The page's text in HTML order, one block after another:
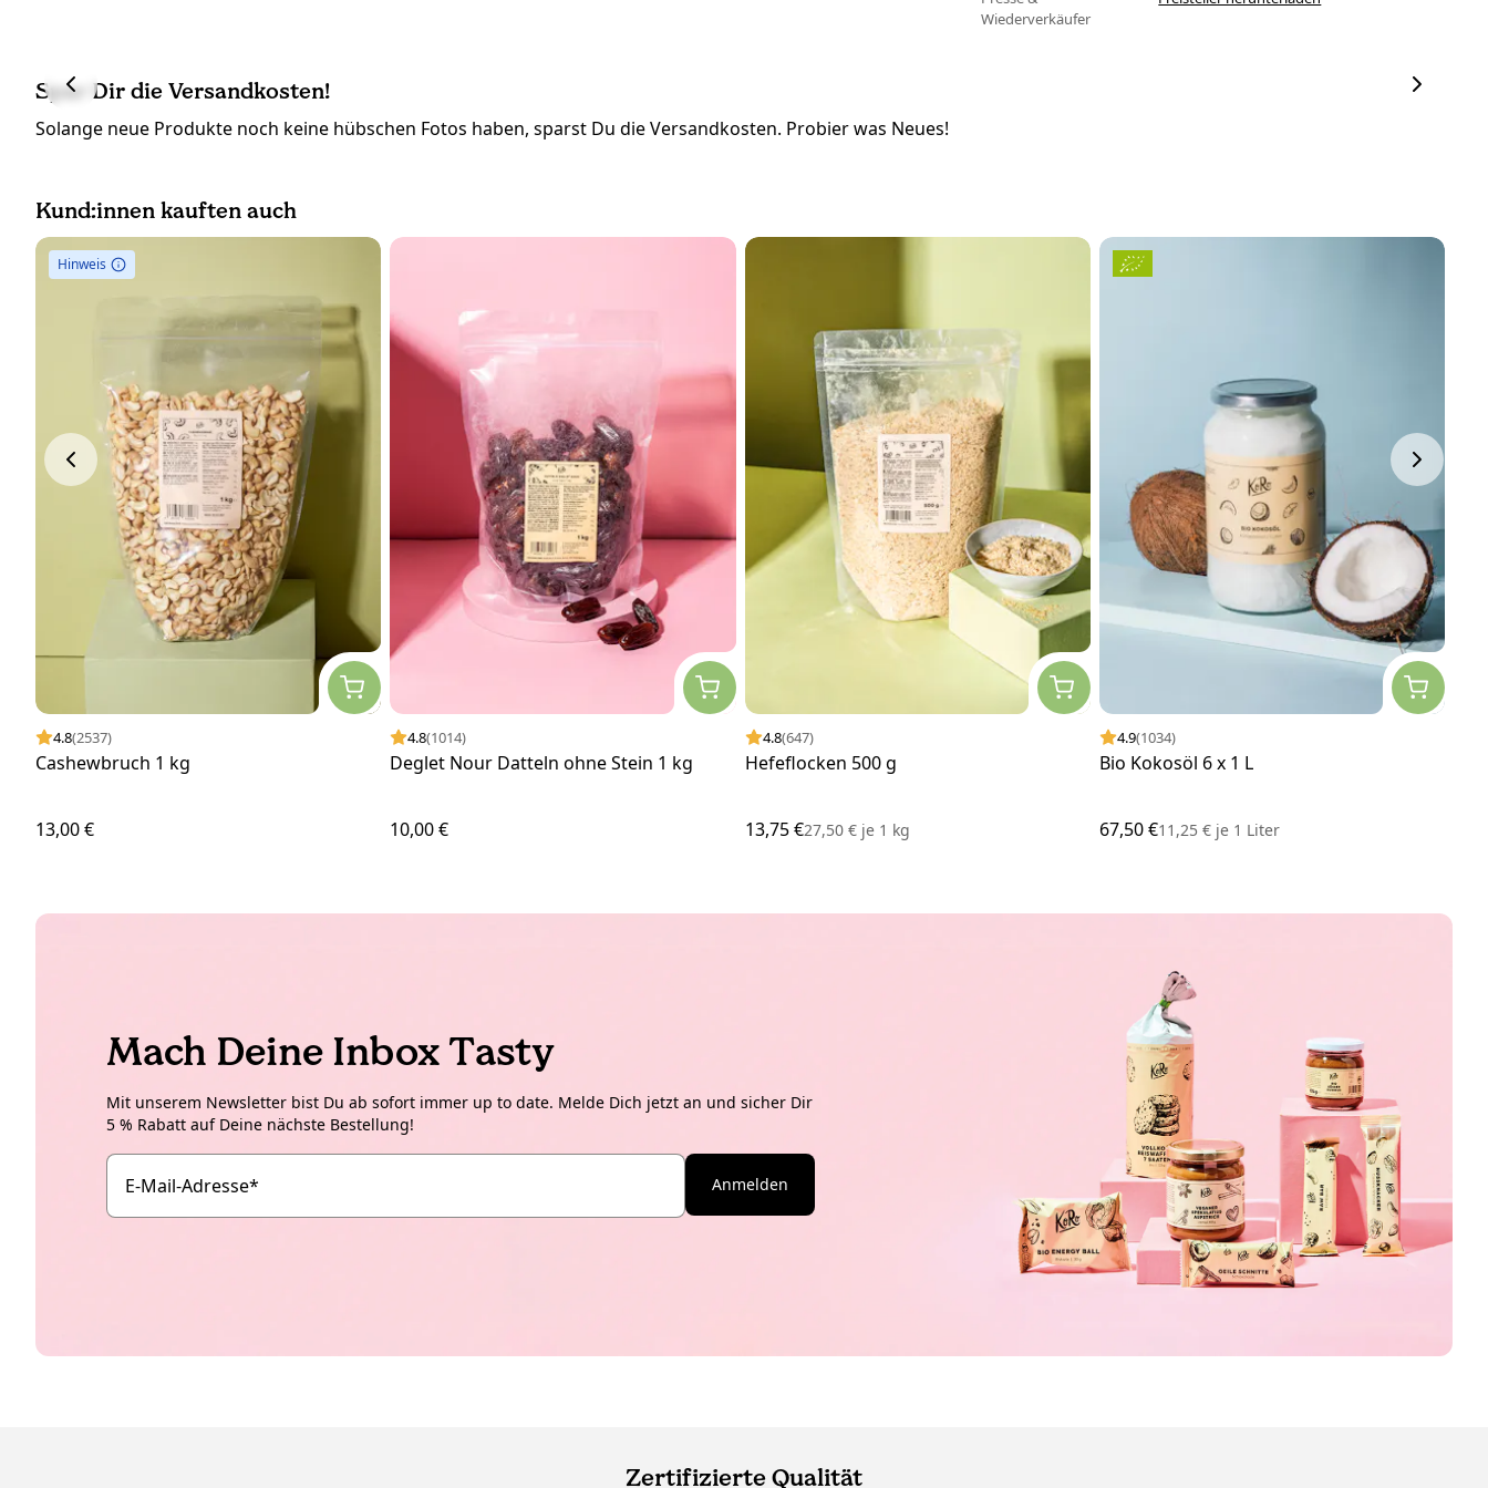
Wiederverkäufer
Spar Dir die Versandkosten!
Solange neue Produkte noch keine hübschen Fotos haben, sparst Du die Versandkosten. Probier was Neues!
Kund:innen kauften auch
Hinweis
4.8(2537)
Cashewbruch 1 kg
13,00 €
4.8(1014)
Deglet Nour Datteln ohne Stein 1 kg
10,00 €
4.8(647)
Hefeflocken 500 g
13,75 €27,50 € je1 kg
4.9(1034)
Bio Kokosöl 6 x 1 L
67,50 €11,25 € je1 Liter
Mach Deine Inbox Tasty
Mit unserem Newsletter bist Du ab sofort immer up to date. Melde Dich jetzt an und sicher Dir
5 % Rabatt auf Deine nächste Bestellung!
E-Mail-Adresse* Anmelden
Zertifizierte Qualität